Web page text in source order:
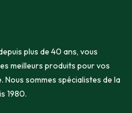
plus de 40 ans, vous
meilleurs produits pour vos
sommes spécialistes de la
1980.